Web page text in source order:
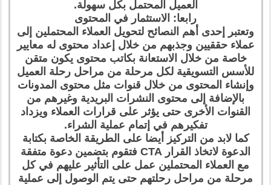
العميل المحتمل بكل سهولة.
رابعا: الاستثمار في المحتوى
وتعتبر إحدى أهم النصائح لتحويل العملاء المحتملين إلى
عملاء حققيين وجذبهم من خلال إعداد محتوى له معايير
خاصة من خلال الاستعانة بكاتب محتوى يكون متقن
للأسس التسويقية لكل مرحلة من مراحل رحلة العميل
وإنشاء المحتوى من خلال قنوات مثل محتوى المدونات
بالإضافة إلى محتوى النشرات البريدية وغيرهم من
القنوات الأخرى حتى يؤثر على قرارات العملاء ويزداد
تفكيرهم في إتمام عملية الشراء.
كما لابد من التركيز أيضا على الطريقة الخاصة بكتابة
الدعوة لاتخاذ القرار CTA فتقوم بتضمين دعوة متفقة
مع العملاء المحتملين عمل على التأثير عليهم في كل
مرحلة من مراحل رحلتهم حتى يتم الوصول إلى عملية